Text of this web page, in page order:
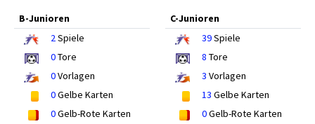
B-Junioren
2Spiele
0Tore
0Vorlagen
0Gelbe Karten
0Gelb-Rote Karten
C-Junioren
39Spiele
8 Tore
3 Vorlagen
13 Gelbe Karten
0Gelb-Rote Karten